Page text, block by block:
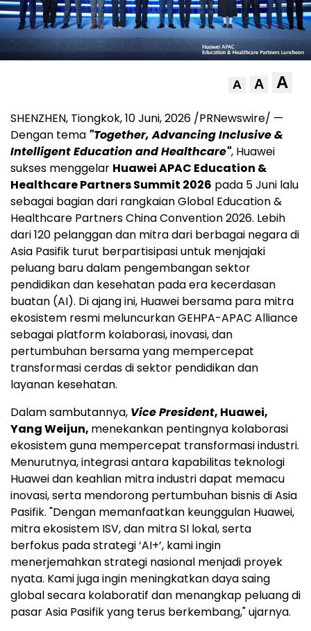
A A A
SHENZHEN, Tiongkok,10 Juni, 2026 /PRNewswire/ —
Dengan tema "Together, Advancing Inclusive &
Intelligent Education and Healthcare", Huawei
sukses menggelar Huawei APAC Education &
Healthcare Partners Summit 2026 pada 5 Juni lalu
sebagai bagian dari rangkaian Global Education &
Healthcare Partners China Convention 2026. Lebih
dari 120 pelanggan dan mitra dari berbagai negara di
Asia Pasifik turut berpartisipasi untuk menjajaki
peluang baru dalam pengembangan sektor
pendidikan dan kesehatan pada era kecerdasan
buatan (AI). Di ajang ini, Huawei bersama para mitra
ekosistem resmi meluncurkan GEHPA-APAC Alliance
sebagai platform kolaborasi, inovasi, dan
pertumbuhan bersama yang mempercepat
transformasi cerdas di sektor pendidikan dan
layanan kesehatan.
Dalam sambutannya, Vice President, Huawei,
Yang Weijun, menekankan pentingnya kolaborasi
ekosistem guna mempercepat transformasi industri.
Menurutnya, integrasi antara kapabilitas teknologi
Huawei dan keahlian mitra industri dapat memacu
inovasi, serta mendorong pertumbuhan bisnis di Asia
Pasifik. "Dengan memanfaatkan keunggulan Huawei,
mitra ekosistem ISV, dan mitra SI lokal, serta
berfokus pada strategi ‘AI+’, kami ingin
menerjemahkan strategi nasional menjadi proyek
nyata. Kami juga ingin meningkatkan daya saing
global secara kolaboratif dan menangkap peluang di
pasar Asia Pasifik yang terus berkembang," ujarnya.